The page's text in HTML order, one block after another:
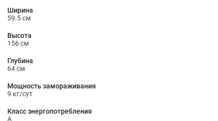
Ширина
59.5 см
Высота
156 см
Глубина
64 см
Мощность замораживания
9 кг/сут
Класс энергопотребления
A